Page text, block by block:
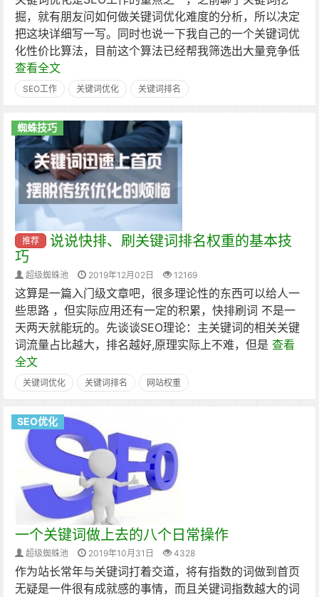
掘，就有朋友问如何做关键词优化难度的分析，所以决定
把这块详细写一写。同时也说一下我自己的一个关键词优
化性价比算法，目前这个算法已经帮我筛选出大量竞争低
查看全文
SEO工作 关键词优化 关键词排名
蜘蛛技巧
推荐
说说快排、刷关键词排名权重的基本技
巧
超级蜘蛛池 2019年12月02日 12169
这算是一篇入门级文章吧，很多理论性的东西可以给人一
些思路 ，但实际应用还有一定的积累，快排刷词 不是一
天两天就能玩的。先谈谈SEO理论：主关键词的相关关键
词流量占比越大，排名越好,原理实际上不难，但是 查看
全文
关键词优化 关键词排名 网站权重
SEO优化
一个关键词做上去的八个日常操作
超级蜘蛛池 2019年10月31日 4328
作为站长常年与关键词打着交道，将有指数的词做到首页
无疑是一件很有成就感的事情，而且关键词指数越大的词